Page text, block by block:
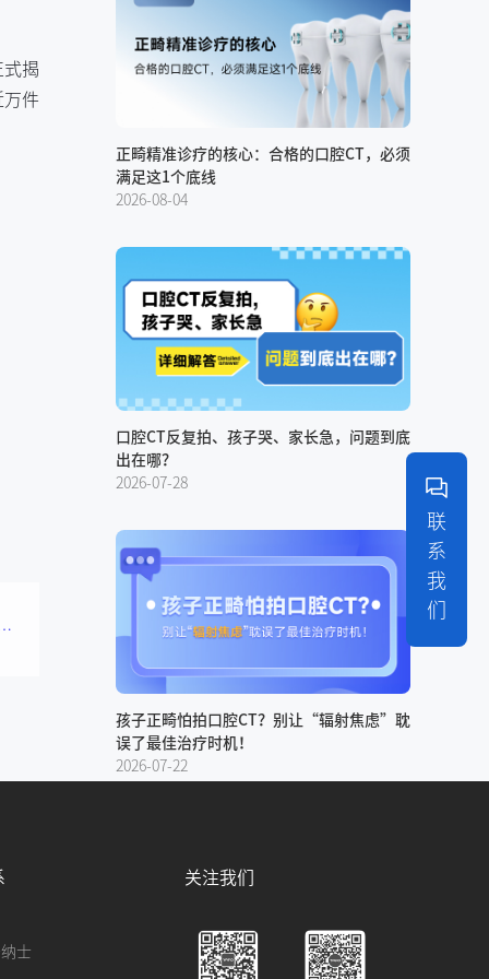
揭
件
中华人民共和国医疗器械注册证
正畸精准诊疗的核心：合格的口腔CT，必须
满足这1个底线
2026-08-04
口腔CT反复拍、孩子哭、家长急，问题到底
出在哪？
2026-07-28
孩子正畸怕拍口腔CT？别让“辐射焦虑”耽
误了最佳治疗时机！
2026-07-22
士
关注我们
联
系
我
们